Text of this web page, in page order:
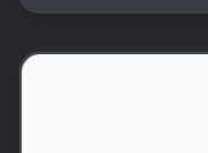
stanowi przełom w